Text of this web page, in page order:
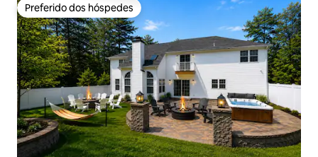
Preferido dos hóspedes
Preferido dos hóspedes